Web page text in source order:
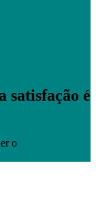
satisfação é
o